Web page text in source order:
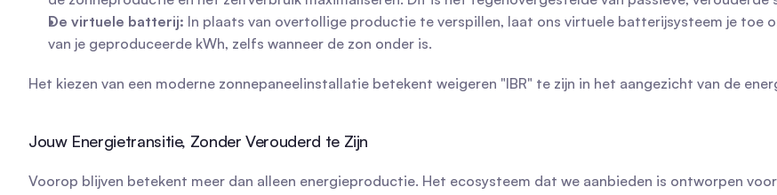
De virtuele batterij: In plaats van overtollige productie te verspillen, laat ons virtuele batterijsysteem je toe
van je geproduceerde kWh, zelfs wanneer de zon onder is.
Het kiezen van een moderne zonnepaneelinstallatie betekent weigeren "IBR" te zijn in het aangezicht van de
Jouw Energietransitie, Zonder Verouderd te Zijn
Voorop blijven betekent meer dan alleen energieproductie. Het ecosysteem dat we aanbieden is ontworpen